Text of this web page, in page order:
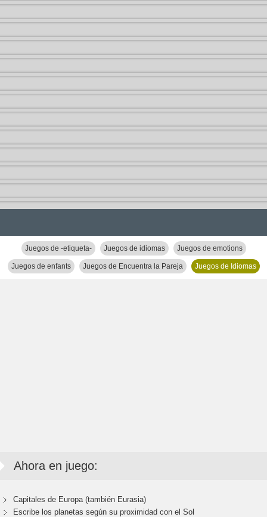
Juegos de -etiqueta- Juegos de idiomas Juegos de emotions
Juegos de enfants Juegos de Encuentra la Pareja Juegos de Idiomas
Ahora en juego:
Capitales de Europa (también Eurasia)
Escribe los planetas según su proximidad con el Sol